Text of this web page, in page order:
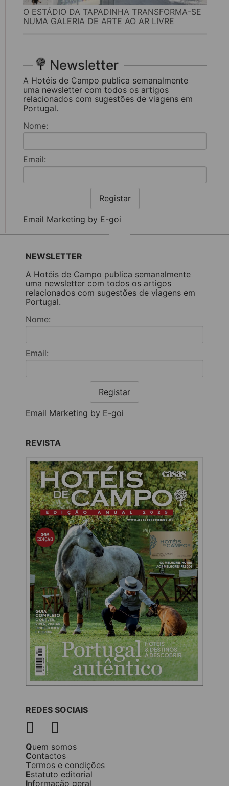
O ESTÁDIO DA TAPADINHA TRANSFORMA-SE
NUMA GALERIA DE ARTE AO AR LIVRE
Newsletter
A Hotéis de Campo publica semanalmente
uma newsletter com todos os artigos
relacionados com sugestões de viagens em
Portugal.
Nome:
Email:
Registar
Email Marketing by E-goi
NEWSLETTER
A Hotéis de Campo publica semanalmente
uma newsletter com todos os artigos
relacionados com sugestões de viagens em
Portugal.
Nome:
Email:
Registar
Email Marketing by E-goi
REVISTA
REDES SOCIAIS
Quem somos
Contactos
Termos e condições
Estatuto editorial
Informação geral